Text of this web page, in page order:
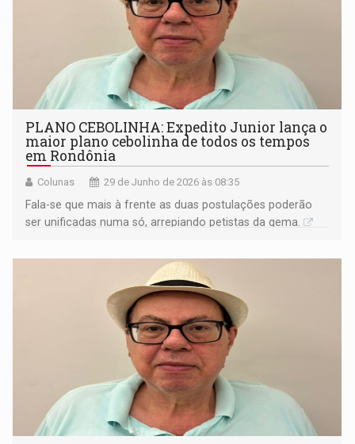
PLANO CEBOLINHA: Expedito Junior lança o
maior plano cebolinha de todos os tempos
em Rondônia
Colunas 29 de Junho de 2026 às 08:35
Fala-se que mais à frente as duas postulações poderão
ser unificadas numa só, arrepiando petistas da gema.